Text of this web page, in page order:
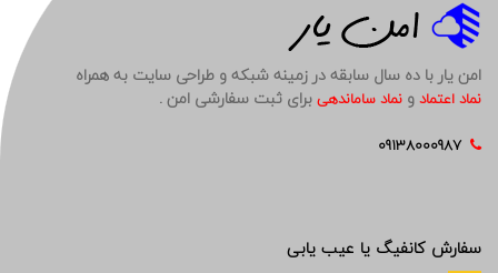
امن یار با ده سال سابقه در زمینه شبکه و طراحی سایت به همراه
نماد اعتمادو نماد ساماندهیبرای ثبت سفارشی امن .
سفارش کانفیگ یا عیب یابی